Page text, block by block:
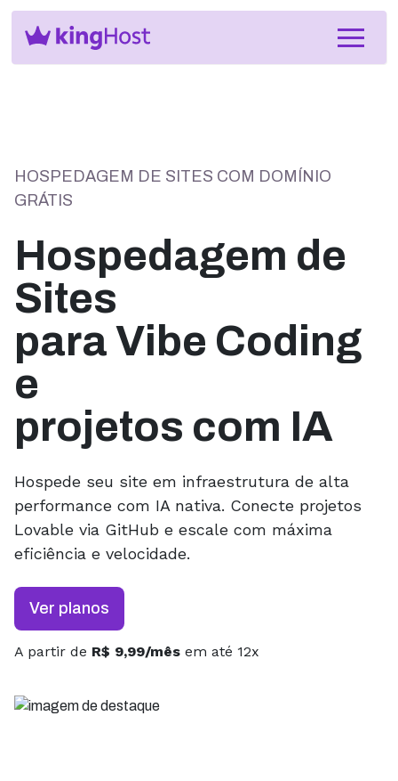
HOSPEDAGEM DE SITES COM DOMÍNIO
GRÁTIS
Hospedagem de
Sites
para Vibe Coding
e
projetos com IA
Hospede seu site em infraestrutura de alta
performance com IA nativa. Conecte projetos
Lovable via GitHub e escale com máxima
eficiência e velocidade.
Ver planos
A partir de R$ 9,99/mês em até 12x